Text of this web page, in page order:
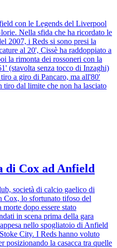
con le Legends del Liverpool
Nella sfida che ha ricordato le
2007, i Reds si sono presi la
al 20', Cissè ha raddoppiato a
la rimonta dei rossoneri con la
(stavolta senza tocco di Inzaghi)
a giro di Pancaro, ma all'80'
tiro dal limite che non ha lasciato
Cox ad Anfield
società di calcio gaelico di
Cox, lo sfortunato tifoso del
dopo essere stato
in scena prima della gara
nello spogliatoio di Anfield
City. I Reds hanno voluto
posizionando la casacca tra quelle